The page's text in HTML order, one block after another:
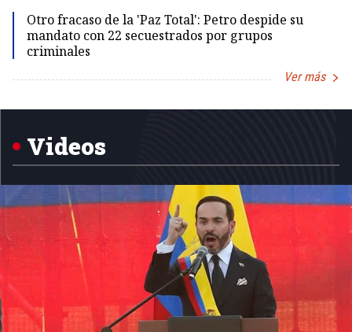
Otro fracaso de la 'Paz Total': Petro despide su
mandato con 22 secuestrados por grupos
criminales
Ver más
1
Videos